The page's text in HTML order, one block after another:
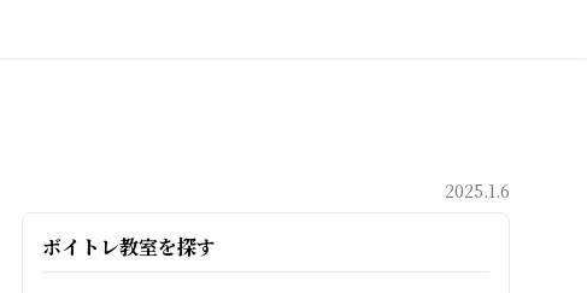
2025.1.6
ボイトレ教室を探す